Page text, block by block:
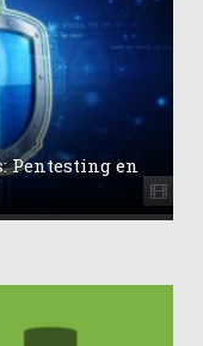
Pentesting en